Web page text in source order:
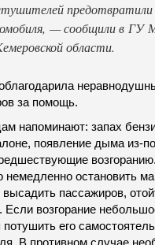
предотвратили
— сообщили в ГУ
области.
за помощь.
напоминают: запах
появление дыма из-
немедленно остановить
высадить пассажиров,
Если возгорание
потушить его
В противном случае